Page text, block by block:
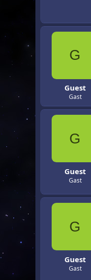
G
Guest
Gast
G
Guest
Gast
G
Guest
Gast